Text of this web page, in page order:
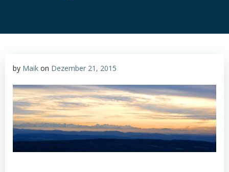
by Maik on Dezember 21, 2015